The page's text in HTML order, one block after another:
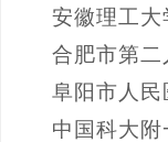
安徽理工
合肥市第二
阜阳市人民
中国科大附